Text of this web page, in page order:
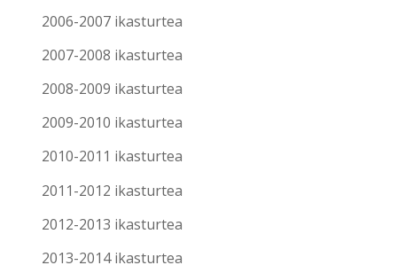
2006-2007 ikasturtea
2007-2008 ikasturtea
2008-2009 ikasturtea
2009-2010 ikasturtea
2010-2011 ikasturtea
2011-2012 ikasturtea
2012-2013 ikasturtea
2013-2014 ikasturtea